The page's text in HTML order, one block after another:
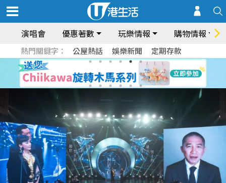
演唱會 優惠著數 玩樂情報 購物情報
熱門關鍵字： 公屋熱話 娛樂新聞 定期存款